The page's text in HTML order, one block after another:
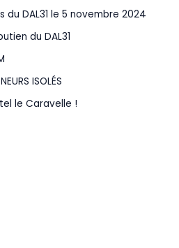
du DAL31 le 5 novembre 2024
du DAL31
ISOLÉS
le Caravelle !